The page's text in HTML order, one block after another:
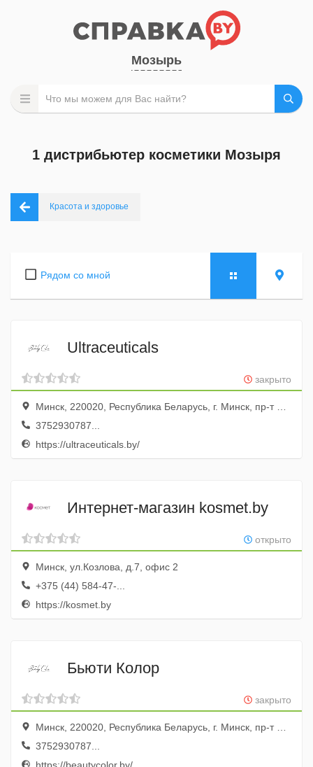
Мозырь
1 дистрибьютер косметики Мозыря
Красота и здоровье
Рядом со мной
Ultraceuticals
закрыто
Минск, 220020, Республика Беларусь, г. Минск, пр-т Победителей, д. 103, пом. 12 (11 этаж)
3752930787...
https://ultraceuticals.by/
Интернет-магазин kosmet.by
открыто
Минск, ул.Козлова, д.7, офис 2
+375 (44) 584-47-...
https://kosmet.by
Бьюти Колор
закрыто
Минск, 220020, Республика Беларусь, г. Минск, пр-т Победителей, д. 103, пом. 12 (11 этаж)
3752930787...